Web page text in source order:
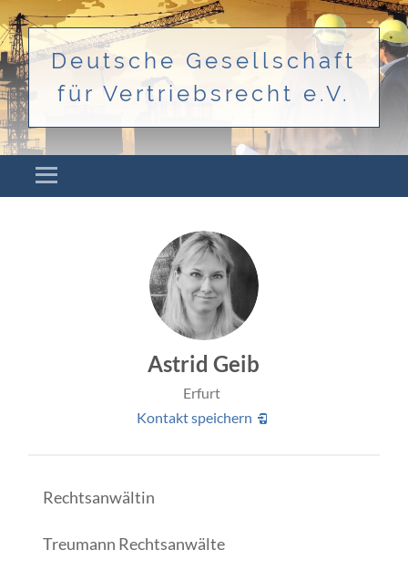
Deutsche Gesellschaft
für Vertriebsrecht e.V.
Astrid Geib
Erfurt
Kontakt speichern
Rechtsanwältin
Treumann Rechtsanwälte